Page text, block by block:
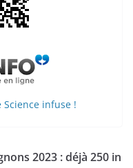
infuse !
2023 : déjà 250 in